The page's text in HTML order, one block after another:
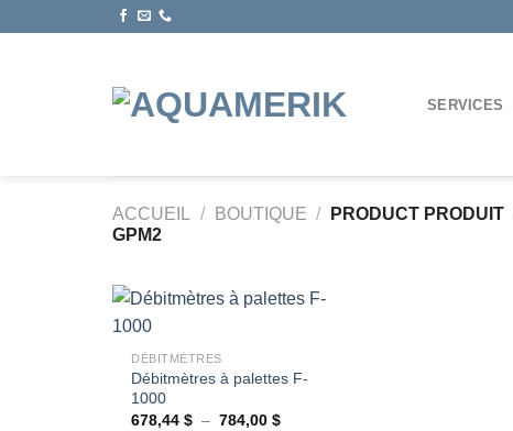
SERVICES
ACCUEIL / BOUTIQUE / PRODUCT PRODUIT
GPM2
Ajouter
wishlist
+
DÉBITMÈTRES
Débitmètres à palettes F-
1000
678,44$ – 784,00$Plage